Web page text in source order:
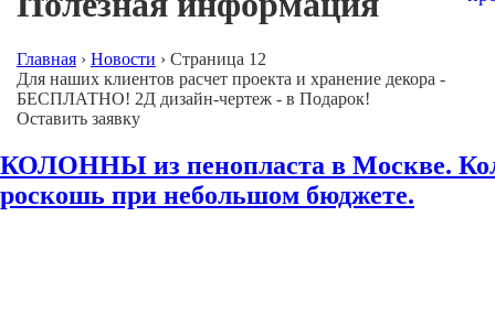
Главная › Новости › Страница 12
Для наших клиентов расчет проекта и хранение декора -
БЕСПЛАТНО! 2Д дизайн-чертеж - в Подарок!
Оставить заявку
КОЛОННЫ из пенопласта в Москве.
роскошь при небольшом бюджете.